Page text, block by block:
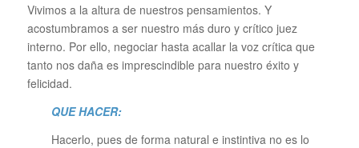
Vivimos a la altura de nuestros pensamientos. Y
acostumbramos a ser nuestro más duro y crítico juez
interno. Por ello, negociar hasta acallar la voz crítica que
tanto nos daña es imprescindible para nuestro éxito y
felicidad.
QUE HACER:
Hacerlo, pues de forma natural e instintiva no es lo